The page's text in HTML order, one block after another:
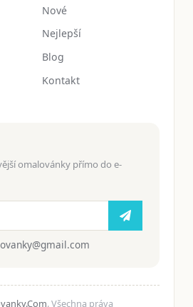
Nové
Nejlepší
Blog
Kontakt
omalovánky přímo do e-
. Všechna práva